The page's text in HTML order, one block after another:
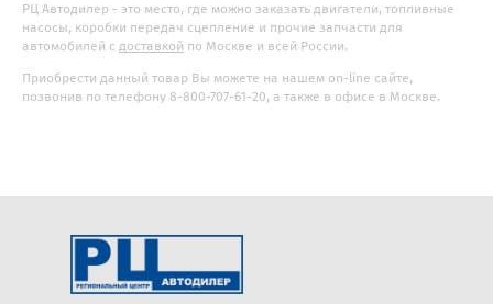
РЦ Автодилер - это место, где можно заказать двигатели, топливные
насосы, коробки передач сцепление и прочие запчасти для
автомобилей с доставкой по Москве и всей России.
Приобрести данный товар Вы можете на нашем on-line сайте,
позвонив по телефону 8-800-707-61-20, а также в офисе в Москве.